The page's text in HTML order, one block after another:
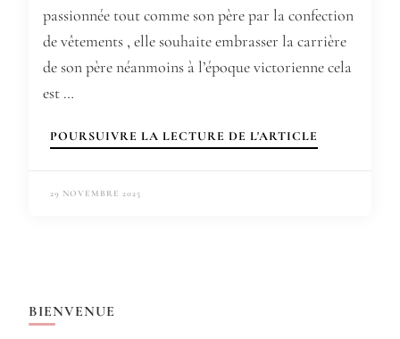
passionnée tout comme son père par la confection
de vêtements , elle souhaite embrasser la carrière
de son père néanmoins à l’époque victorienne cela
est …
POURSUIVRE LA LECTURE DE L'ARTICLE
29 NOVEMBRE 2025
BIENVENUE